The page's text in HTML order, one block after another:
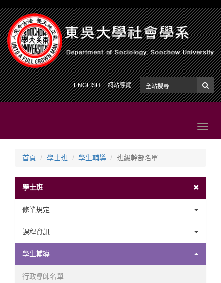
ENGLISH 網站導覽
首頁 學士班 學生輔導 班級幹部名單
學士班
修業規定
課程地圖
修課須知
學生手冊
課程資訊
課程時間表
選課注意事項
學生輔導
行政導師名單